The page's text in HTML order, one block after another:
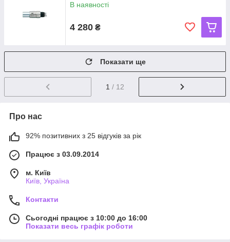
В наявності
4 280 ₴
Показати ще
1 / 12
Про нас
92% позитивних з 25 відгуків за рік
Працює з 03.09.2014
м. Київ
Київ, Україна
Контакти
Сьогодні працює з 10:00 до 16:00
Показати весь графік роботи